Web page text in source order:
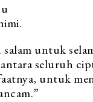
untuk
seluruh
untuk